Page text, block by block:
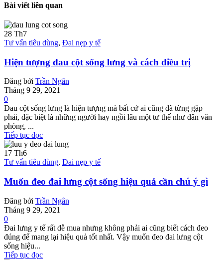
Bài viết liên quan
28 Th7
Tư vấn tiêu dùng, Đai nẹp y tế
Hiện tượng đau cột sống lưng và cách điều trị
Đăng bởi Trần Ngân
Tháng 9 29, 2021
0
Đau cột sống lưng là hiện tượng mà bất cứ ai cũng đã từng gặp
phải, đặc biệt là những người hay ngồi lâu một tư thế như dân văn
phòng, ...
Tiếp tục đọc
17 Th6
Tư vấn tiêu dùng, Đai nẹp y tế
Muốn đeo đai lưng cột sống hiệu quả cần chú ý gì
Đăng bởi Trần Ngân
Tháng 9 29, 2021
0
Đai lưng y tế rất dễ mua nhưng không phải ai cũng biết cách đeo
đúng để mang lại hiệu quả tốt nhất. Vậy muốn đeo đai lưng cột
sống hiệu...
Tiếp tục đọc